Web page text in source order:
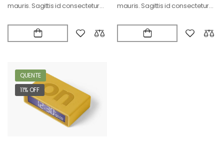
mauris. Sagittis id consectetur
mauris. Sagittis id consectetur
QUENTE
11% OFF